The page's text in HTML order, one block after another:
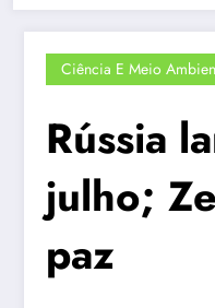
Ciência E Meio
Rússia
julho;
paz